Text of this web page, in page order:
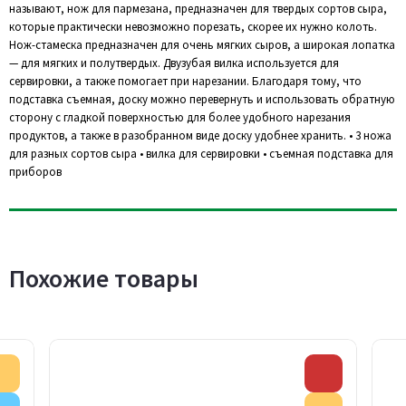
называют, нож для пармезана, предназначен для твердых сортов сыра,
которые практически невозможно порезать, скорее их нужно колоть.
Нож-стамеска предназначен для очень мягких сыров, а широкая лопатка
— для мягких и полутвердых. Двузубая вилка используется для
сервировки, а также помогает при нарезании. Благодаря тому, что
подставка съемная, доску можно перевернуть и использовать обратную
сторону с гладкой поверхностью для более удобного нарезания
продуктов, а также в разобранном виде доску удобнее хранить. • 3 ножа
для разных сортов сыра • вилка для сервировки • съемная подставка для
приборов
Похожие товары